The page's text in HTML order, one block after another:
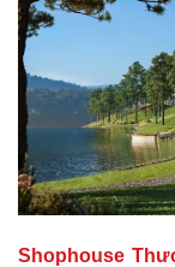
Shophouse